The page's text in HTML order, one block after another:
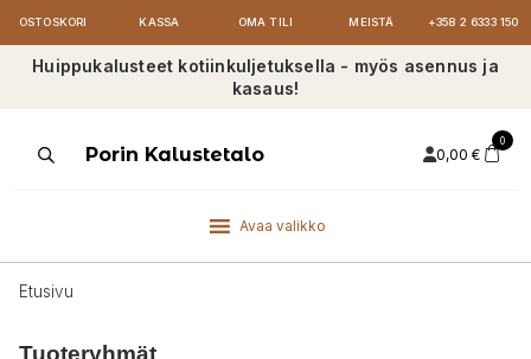
OSTOSKORI KASSA OMA TILI MEISTÄ +358 2 6333 150
Huippukalusteet kotiinkuljetuksella - myös asennus ja
kasaus!
ProductsPorin Kalustetalo 0,00 €
0
Avaa valikko
Etusivu
Tuoteryhmät